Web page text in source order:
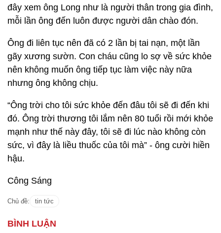
đây xem ông Long như là người thân trong gia đình,
mỗi lần ông đến luôn được người dân chào đón.
Ông đi liên tục nên đã có 2 lần bị tai nạn, một lần
gãy xương sườn. Con cháu cũng lo sợ về sức khỏe
nên không muốn ông tiếp tục làm việc này nữa
nhưng ông không chịu.
“Ông trời cho tôi sức khỏe đến đâu tôi sẽ đi đến khi
đó. Ông trời thương tôi lắm nên 80 tuổi rồi mới khỏe
mạnh như thế này đây, tôi sẽ đi lúc nào không còn
sức, vì đây là liều thuốc của tôi mà” - ông cười hiền
hậu.
Công Sáng
Chủ đề: tin tức